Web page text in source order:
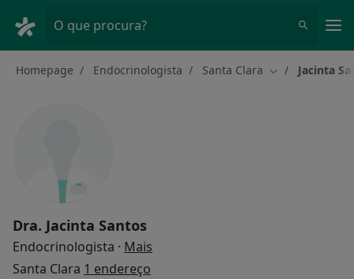
O que procura?
Homepage Endocrinologista Santa Clara Mudar de
Jacinta
Dra. Jacinta Santos
Endocrinologista · Mais
Santa Clara 1 endereço